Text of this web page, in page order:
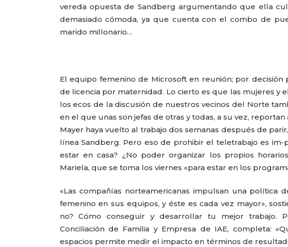
vereda opuesta de Sandberg argumentando que ella
demasiado cómoda, ya que cuenta con el combo de
marido millonario…
El equipo femenino de Microsoft en reunión; por decisión
de licencia por maternidad. Lo cierto es que las mujeres y
los ecos de la discusión de nuestros vecinos del Norte
en el que unas son jefas de otras y todas, a su vez,
Mayer haya vuelto al trabajo dos semanas después de
línea Sandberg. Pero eso de prohibir el teletrabajo es
estar en casa? ¿No poder organizar los propios
Mariela, que se toma los viernes «para estar en los
«Las compañías norteamericanas impulsan una
femenino en sus equipos, y éste es cada vez mayor»,
no? Cómo conseguir y desarrollar tu mejor trabajo.
Conciliación de Familia y Empresa de IAE, completa:
espacios permite medir el impacto en términos de
CARLA PILLA PATRICIA JACQUES